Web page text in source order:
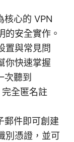
核心的 VPN
的安全實作。
置與常見問
你快速掌握
聽到
全匿名註
郵件即可創建
別憑證，並可